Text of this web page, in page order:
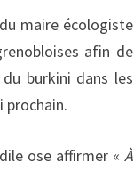
maire écologiste
afin de
burkini dans les
prochain.
ose affirmer « À